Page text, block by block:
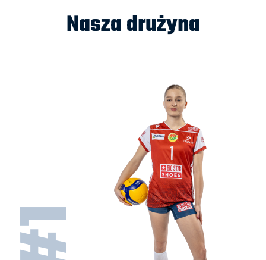
Nasza drużyna